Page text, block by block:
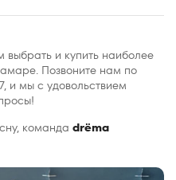
выбрать и купить наиболее
Позвоните нам по
и мы с удовольствием
команда drёma